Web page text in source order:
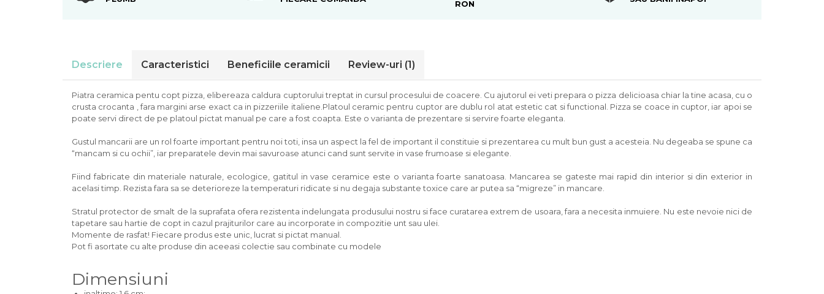
RON
Descriere Caracteristici Beneficiile ceramicii Review-uri (1)
Piatra ceramica pentu copt pizza, elibereaza caldura cuptorului treptat in cursul procesului de coacere. Cu ajutorul ei veti prepara o pizza delicioasa chiar la tine acasa, cu o
crusta crocanta , fara margini arse exact ca in pizzeriile italiene.Platoul ceramic pentru cuptor are dublu rol atat estetic cat si functional. Pizza se coace in cuptor, iar apoi se
poate servi direct de pe platoul pictat manual pe care a fost coapta. Este o varianta de prezentare si servire foarte eleganta.
Gustul mancarii are un rol foarte important pentru noi toti, insa un aspect la fel de important il constituie si prezentarea cu mult bun gust a acesteia. Nu degeaba se spune ca
“mancam si cu ochii”, iar preparatele devin mai savuroase atunci cand sunt servite in vase frumoase si elegante.
Fiind fabricate din materiale naturale, ecologice, gatitul in vase ceramice este o varianta foarte sanatoasa. Mancarea se gateste mai rapid din interior si din exterior in
acelasi timp. Rezista fara sa se deterioreze la temperaturi ridicate si nu degaja substante toxice care ar putea sa “migreze” in mancare.
Stratul protector de smalt de la suprafata ofera rezistenta indelungata produsului nostru si face curatarea extrem de usoara, fara a necesita inmuiere. Nu este nevoie nici de
tapetare sau hartie de copt in cazul prajiturilor care au incorporate in compozitie unt sau ulei.
Momente de rasfat! Fiecare produs este unic, lucrat si pictat manual.
Pot fi asortate cu alte produse din aceeasi colectie sau combinate cu modele
Dimensiuni